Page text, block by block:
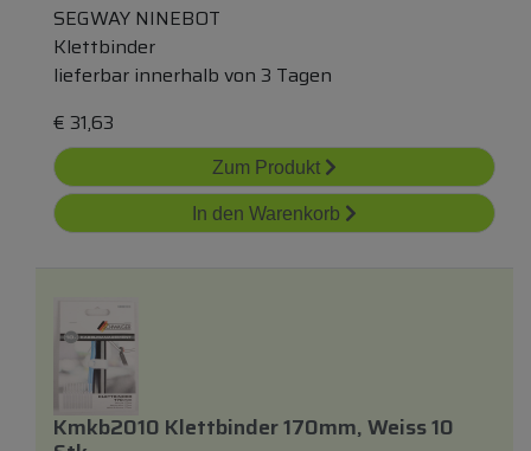
SEGWAY NINEBOT
Klettbinder
lieferbar innerhalb von 3 Tagen
€ 31,63
Zum Produkt
In den Warenkorb
Kmkb2010 Klettbinder 170mm, Weiss 10